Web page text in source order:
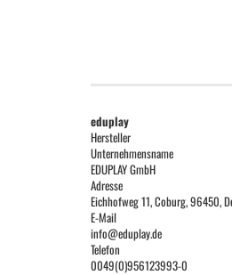
eduplay
Hersteller
Unternehmensname
EDUPLAY GmbH
Adresse
Eichhofweg 11, Coburg, 96450,
E-Mail
info@eduplay.de
Telefon
0049(0)956123993-0